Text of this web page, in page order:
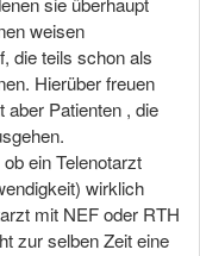
weisen
die teils schon als
Hierüber freuen
aber Patienten , die
ein Telenotarzt
wirklich
mit NEF oder RTH
zur selben Zeit eine